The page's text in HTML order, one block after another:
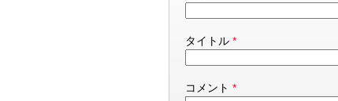
タイトル *
コメント *